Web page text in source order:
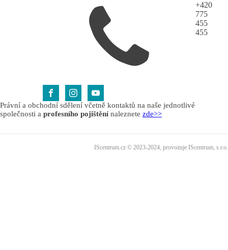
+420
775
455
455
Právní a obchodní sdělení včetně kontaktů na naše jednotlivé
společnosti a profesního pojištění naleznete zde>>
IScentrum.cz © 2023-2024, provozuje IScentrum, s.r.o.